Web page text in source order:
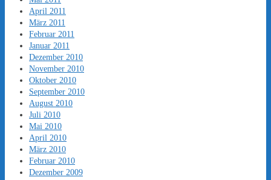
April 2011
März 2011
Februar 2011
Januar 2011
Dezember 2010
November 2010
Oktober 2010
September 2010
August 2010
Juli 2010
Mai 2010
April 2010
März 2010
Februar 2010
Dezember 2009